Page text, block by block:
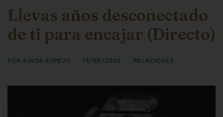
Llevas años desconectado
de ti para encajar (Directo)
POR AINOA ESPEJO 13/05/2026 RELACIONES